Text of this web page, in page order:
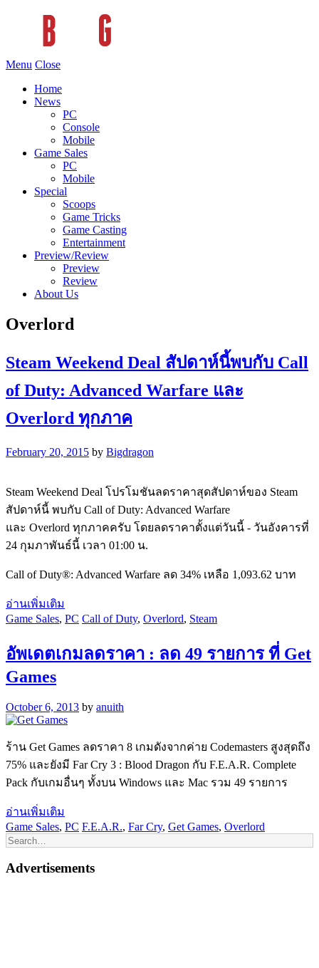
Menu Close
Home
News
PC
Console
Mobile
Game Sales
PC
Mobile
Special
Scoops
Game Tricks
Game Casting
Entertainment
Preview/Review
Preview
Review
About Us
Overlord
Steam Weekend Deal สัปดาห์นี้พบกับ Call
of Duty: Advanced Warfare และ
Overlord ทุกภาค
February 20, 2015 by Bigdragon
Steam Weekend Deal โปรโมชันลดราคาสุดสัปดาห์ของ Steam
สัปดาห์นี้ พบกับ Call of Duty: Advanced Warfare
และ Overlord ทุกภาคครับ โดยลดราคาตั้งแต่วันนี้ - วันอังคารที่
24 กุมภาพันธ์นี้ เวลา 01:00 น.
Call of Duty®: Advanced Warfare ลด 34% เหลือ 1,093.62 บาท
อ่านเพิ่มเติม
Game Sales, PC Call of Duty, Overlord, Steam
อัพเดตเกมลดราคา : ลด 49 รายการ ที่ Get
Games
October 6, 2013 by anuith
ร้าน Get Games ลดราคา 8 เกมดังจากค่าย Codemasters สูงสุดถึง
75% และยังมี Far Cry 3 : Blood Dragon กับ F.E.A.R. Complete
Pack กับเกมอื่นๆ ทั้งบน Windows และ Mac รวม 49 รายการ
อ่านเพิ่มเติม
Game Sales, PC F.E.A.R., Far Cry, Get Games, Overlord
Advertisements